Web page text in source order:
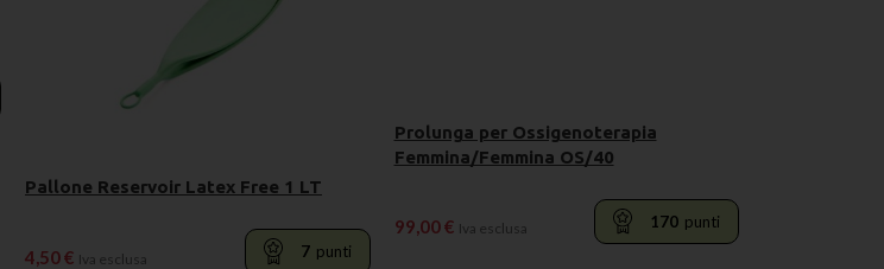
Pallone Reservoir Latex Free 1 LT
4,50€ Iva esclusa 7 punti
Prolunga per Ossigenoterapia
Femmina/Femmina OS/40
99,00€ Iva esclusa 170 punti